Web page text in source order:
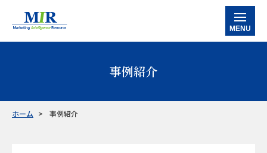
MENU
サービス
事例紹介
ホーム 事例紹介